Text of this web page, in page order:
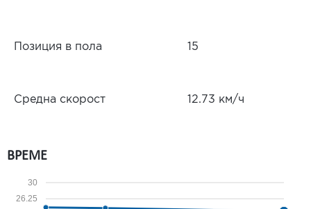
Позиция в пола 15
Средна скорост 12.73 км/ч
ВРЕМЕ
26.25
30